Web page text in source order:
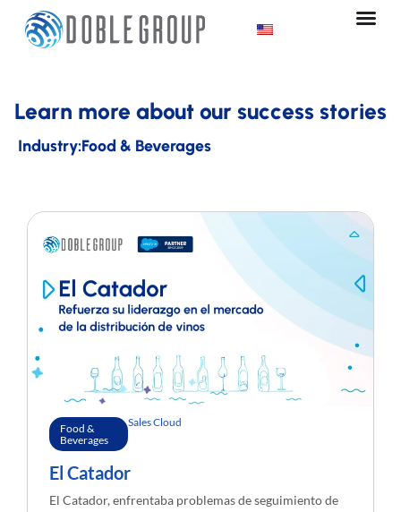
contenido
Learn more about our success stories
Industry:Food & Beverages
Food &
Beverages
Sales Cloud
El Catador
El Catador, enfrentaba problemas de seguimiento de